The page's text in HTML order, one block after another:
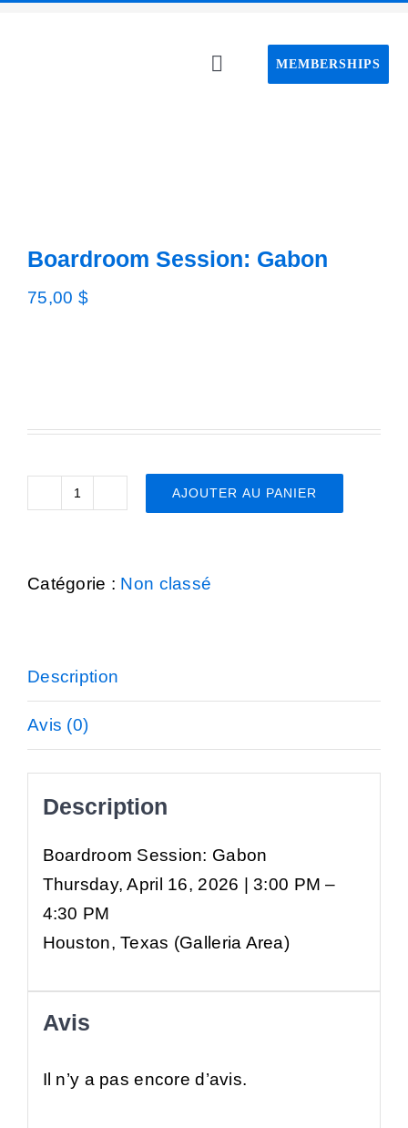
Toggle
MEMBERSHIPS
Boardroom Session: Gabon
75,00 $
quantité
Session:
AJOUTER AU PANIER
Catégorie : Non classé
Description
Avis (0)
Description
Boardroom Session: Gabon
Thursday, April 16, 2026 | 3:00 PM –
4:30 PM
Houston, Texas (Galleria Area)
Avis
Il n’y a pas encore d’avis.